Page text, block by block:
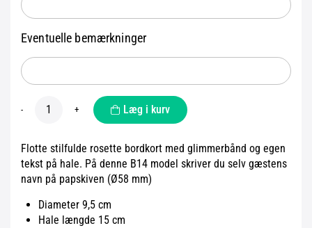
Eventuelle bemærkninger
- + Læg i kurv
Flotte stilfulde rosette bordkort med glimmerbånd og egen
tekst på hale. På denne B14 model skriver du selv gæstens
navn på papskiven (Ø58 mm)
Diameter 9,5 cm
Hale længde 15 cm